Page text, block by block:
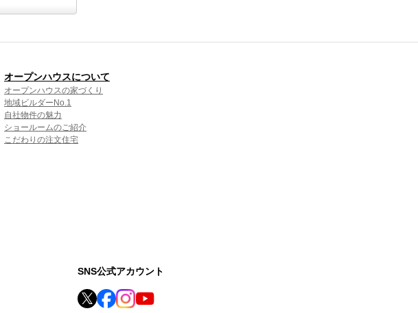
オープンハウスについて
オープンハウスの家づくり
地域ビルダーNo.1
自社物件の魅力
ショールームのご紹介
こだわりの注文住宅
SNS公式アカウント